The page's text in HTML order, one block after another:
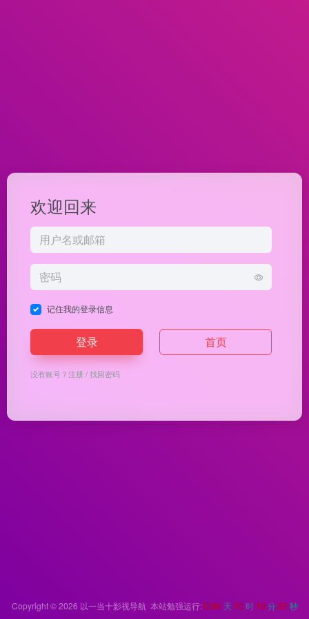
欢迎回来
记住我的登录信息
登录 首页
没有账号？注册/找回密码
Copyright © 2026 以一当十影视导航 本站勉强运行:1088 天 10 时 18 分26 秒